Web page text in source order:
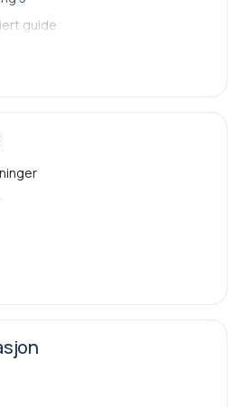
guide
for innenlandsfly er 1x15 kg for